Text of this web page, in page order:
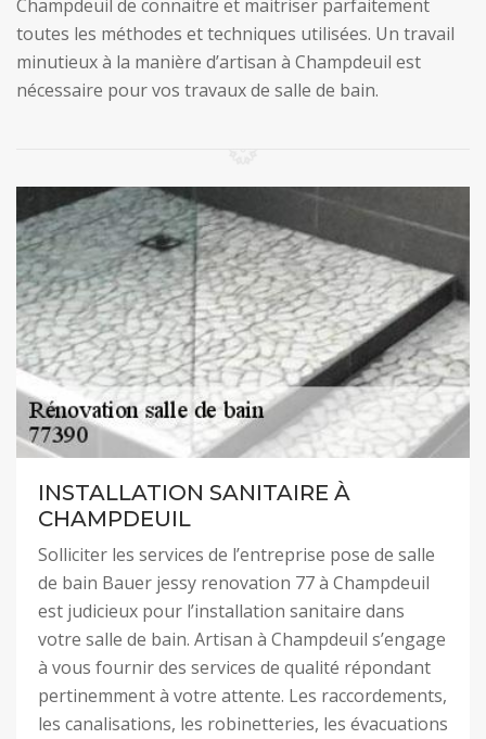
Champdeuil de connaitre et maitriser parfaitement
toutes les méthodes et techniques utilisées. Un travail
minutieux à la manière d’artisan à Champdeuil est
nécessaire pour vos travaux de salle de bain.
INSTALLATION SANITAIRE À
CHAMPDEUIL
Solliciter les services de l’entreprise pose de salle
de bain Bauer jessy renovation 77 à Champdeuil
est judicieux pour l’installation sanitaire dans
votre salle de bain. Artisan à Champdeuil s’engage
à vous fournir des services de qualité répondant
pertinemment à votre attente. Les raccordements,
les canalisations, les robinetteries, les évacuations